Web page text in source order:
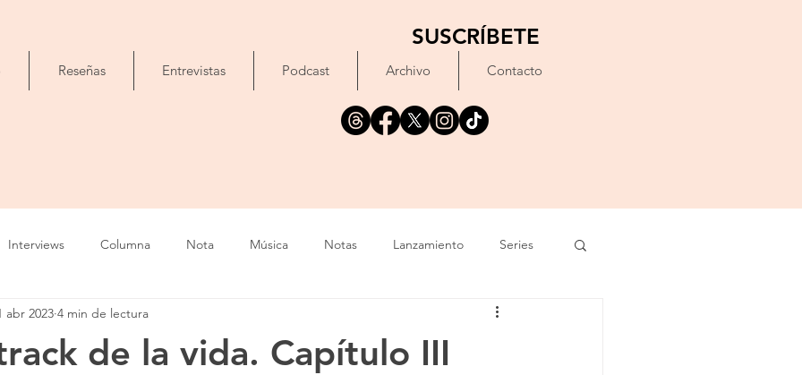
SUSCRÍBETE
Reseñas Entrevistas Podcast Archivo Contacto
Interviews Columna Nota Música Notas Lanzamiento Series
Cine Foto Exposición Festival
de la vida. Capítulo III
abr 2023 4 min de lectura